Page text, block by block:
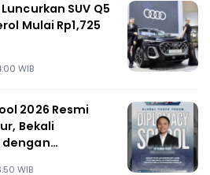
SUV Q5
Mulai Rp1,725
WIB
2026 Resmi
Bekali
dengan
WIB